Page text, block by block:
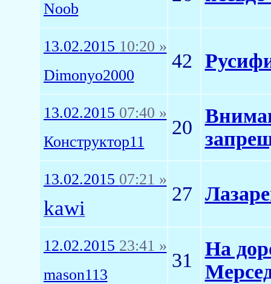
Noob
13.02.2015 10:20 »
Dimonyo2000
42
13.02.2015 07:40 »
Конструктор11
20
13.02.2015 07:21 »
kawi
27
12.02.2015 23:41 »
mason113
31
На